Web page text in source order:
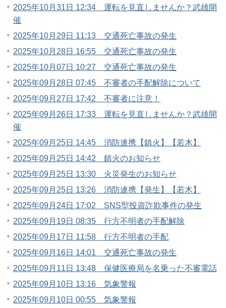
2025年10月31日 12:34 運転を見直しませんか？武雄開
催
2025年10月29日 11:13 交通死亡事故の発生
2025年10月28日 16:55 交通死亡事故の発生
2025年10月07日 10:27 交通死亡事故の発生
2025年09月28日 07:45 不審者の手配解除について
2025年09月27日 17:42 不審者に注意！
2025年09月26日 17:33 運転を見直しませんか？武雄開
催
2025年09月25日 14:45 消防連携【鎮火】【若木】
2025年09月25日 14:42 鎮火のお知らせ
2025年09月25日 13:30 火災発生のお知らせ
2025年09月25日 13:26 消防連携【発生】【若木】
2025年09月24日 17:02 SNS型投資詐欺事件の発生
2025年09月19日 08:35 行方不明者の手配解除
2025年09月17日 11:58 行方不明者の手配
2025年09月16日 14:01 交通死亡事故の発生
2025年09月11日 13:48 保健医療局を名乗った不審電話
2025年09月10日 13:16 気象警報
2025年09月10日 00:55 気象警報